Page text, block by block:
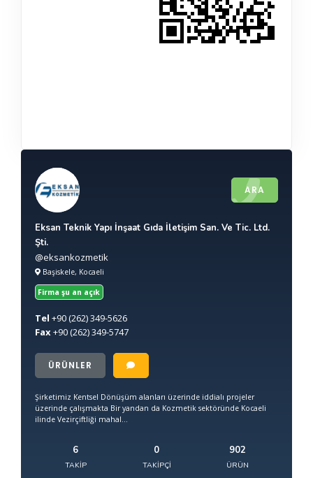
ARA
Eksan Teknik Yapı İnşaat Gıda İletişim San. Ve Tic. Ltd.
Şti.
@eksankozmetik
Başiskele, Kocaeli
Firma şu an açık
Tel +90(262) 349-5626
Fax+90(262) 349-5747
ÜRÜNLER
Şirketimiz Kentsel Dönüşüm alanları üzerinde iddialı projeler
üzerinde çalışmakta Bir yandan da Kozmetik sektöründe Kocaeli
ilinde Vezirçiftliği mahal...
6
TAKIP
0
TAKIPÇI
902
ÜRÜN